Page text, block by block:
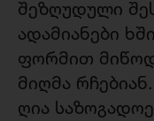
შეზღუდული
ადამიანები
ფორმით
მიღმა რჩებიან.
ღია